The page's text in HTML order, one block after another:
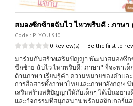
สมองซีกซ้ายฉับไว ไหวพริบดี : ภาษา
Code : P-YOU-910
0 Review(s) | Be the first to
มาร่วมกันสร้างเสริมปัญญา พัฒนาสมองซีก
ซีกซ้าย ฉับไว ไหวพริบดี : ภาษา" ที่จะพาเ
ด้านภาษา เรียนรู้คำ ความหมายของคำแ
การสื่อสารทั้งภาษาไทยและภาษาอังกฤษ
เสริมสร้างสติปัญญาให้กับเด็กๆ ได้เป็นอย่าง
และกิจกรรมที่สนุกสนาน พร้อมสติกเกอร์แ